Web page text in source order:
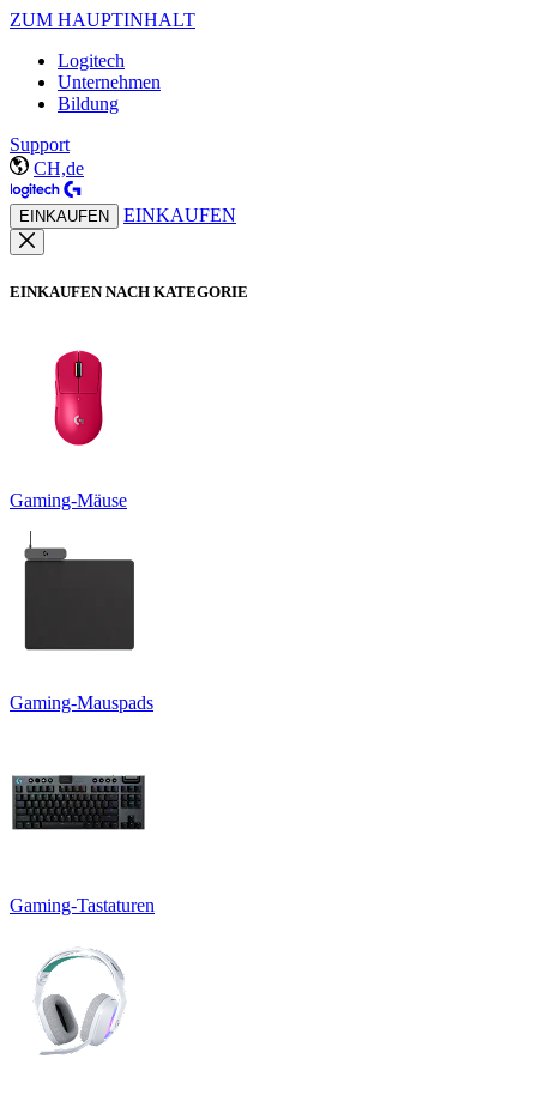
ZUM HAUPTINHALT
Logitech
Unternehmen
Bildung
Support
CH,de
EINKAUFEN EINKAUFEN
EINKAUFEN NACH KATEGORIE
Gaming-Mäuse
Gaming-Mauspads
Gaming-Tastaturen